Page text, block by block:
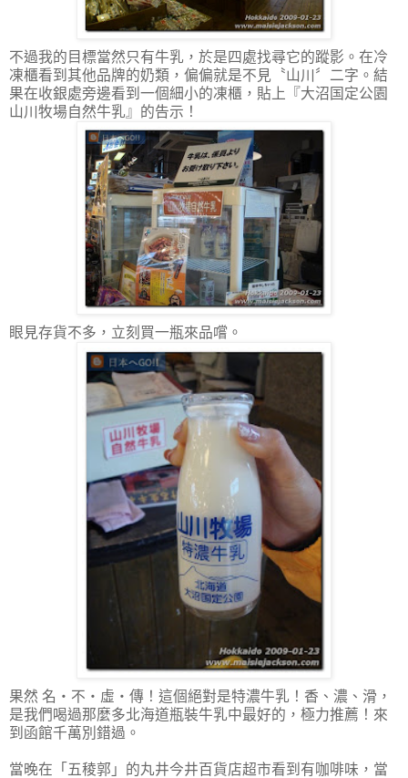
不過我的目標當然只有牛乳，於是四處找尋它的蹤影。在冷
凍櫃看到其他品牌的奶類，偏偏就是不見〝山川〞二字。結
果在收銀處旁邊看到一個細小的凍櫃，貼上『大沼国定公園
山川牧場自然牛乳』的告示！
眼見存貨不多，立刻買一瓶來品嚐。
果然 名‧不‧虛‧傳！這個絕對是特濃牛乳！香、濃、滑，
是我們喝過那麼多北海道瓶裝牛乳中最好的，極力推薦！來
到函館千萬別錯過。
當晚在「五稜郭」的丸井今井百貨店超市看到有咖啡味，當